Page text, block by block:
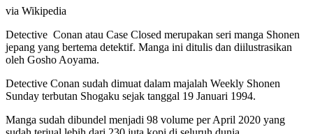
via Wikipedia
Detective Conan atau Case Closed merupakan seri manga Shonen
jepang yang bertema detektif. Manga ini ditulis dan diilustrasikan
oleh Gosho Aoyama.
Detective Conan sudah dimuat dalam majalah Weekly Shonen
Sunday terbutan Shogaku sejak tanggal 19 Januari 1994.
Manga sudah dibundel menjadi 98 volume per April 2020 yang